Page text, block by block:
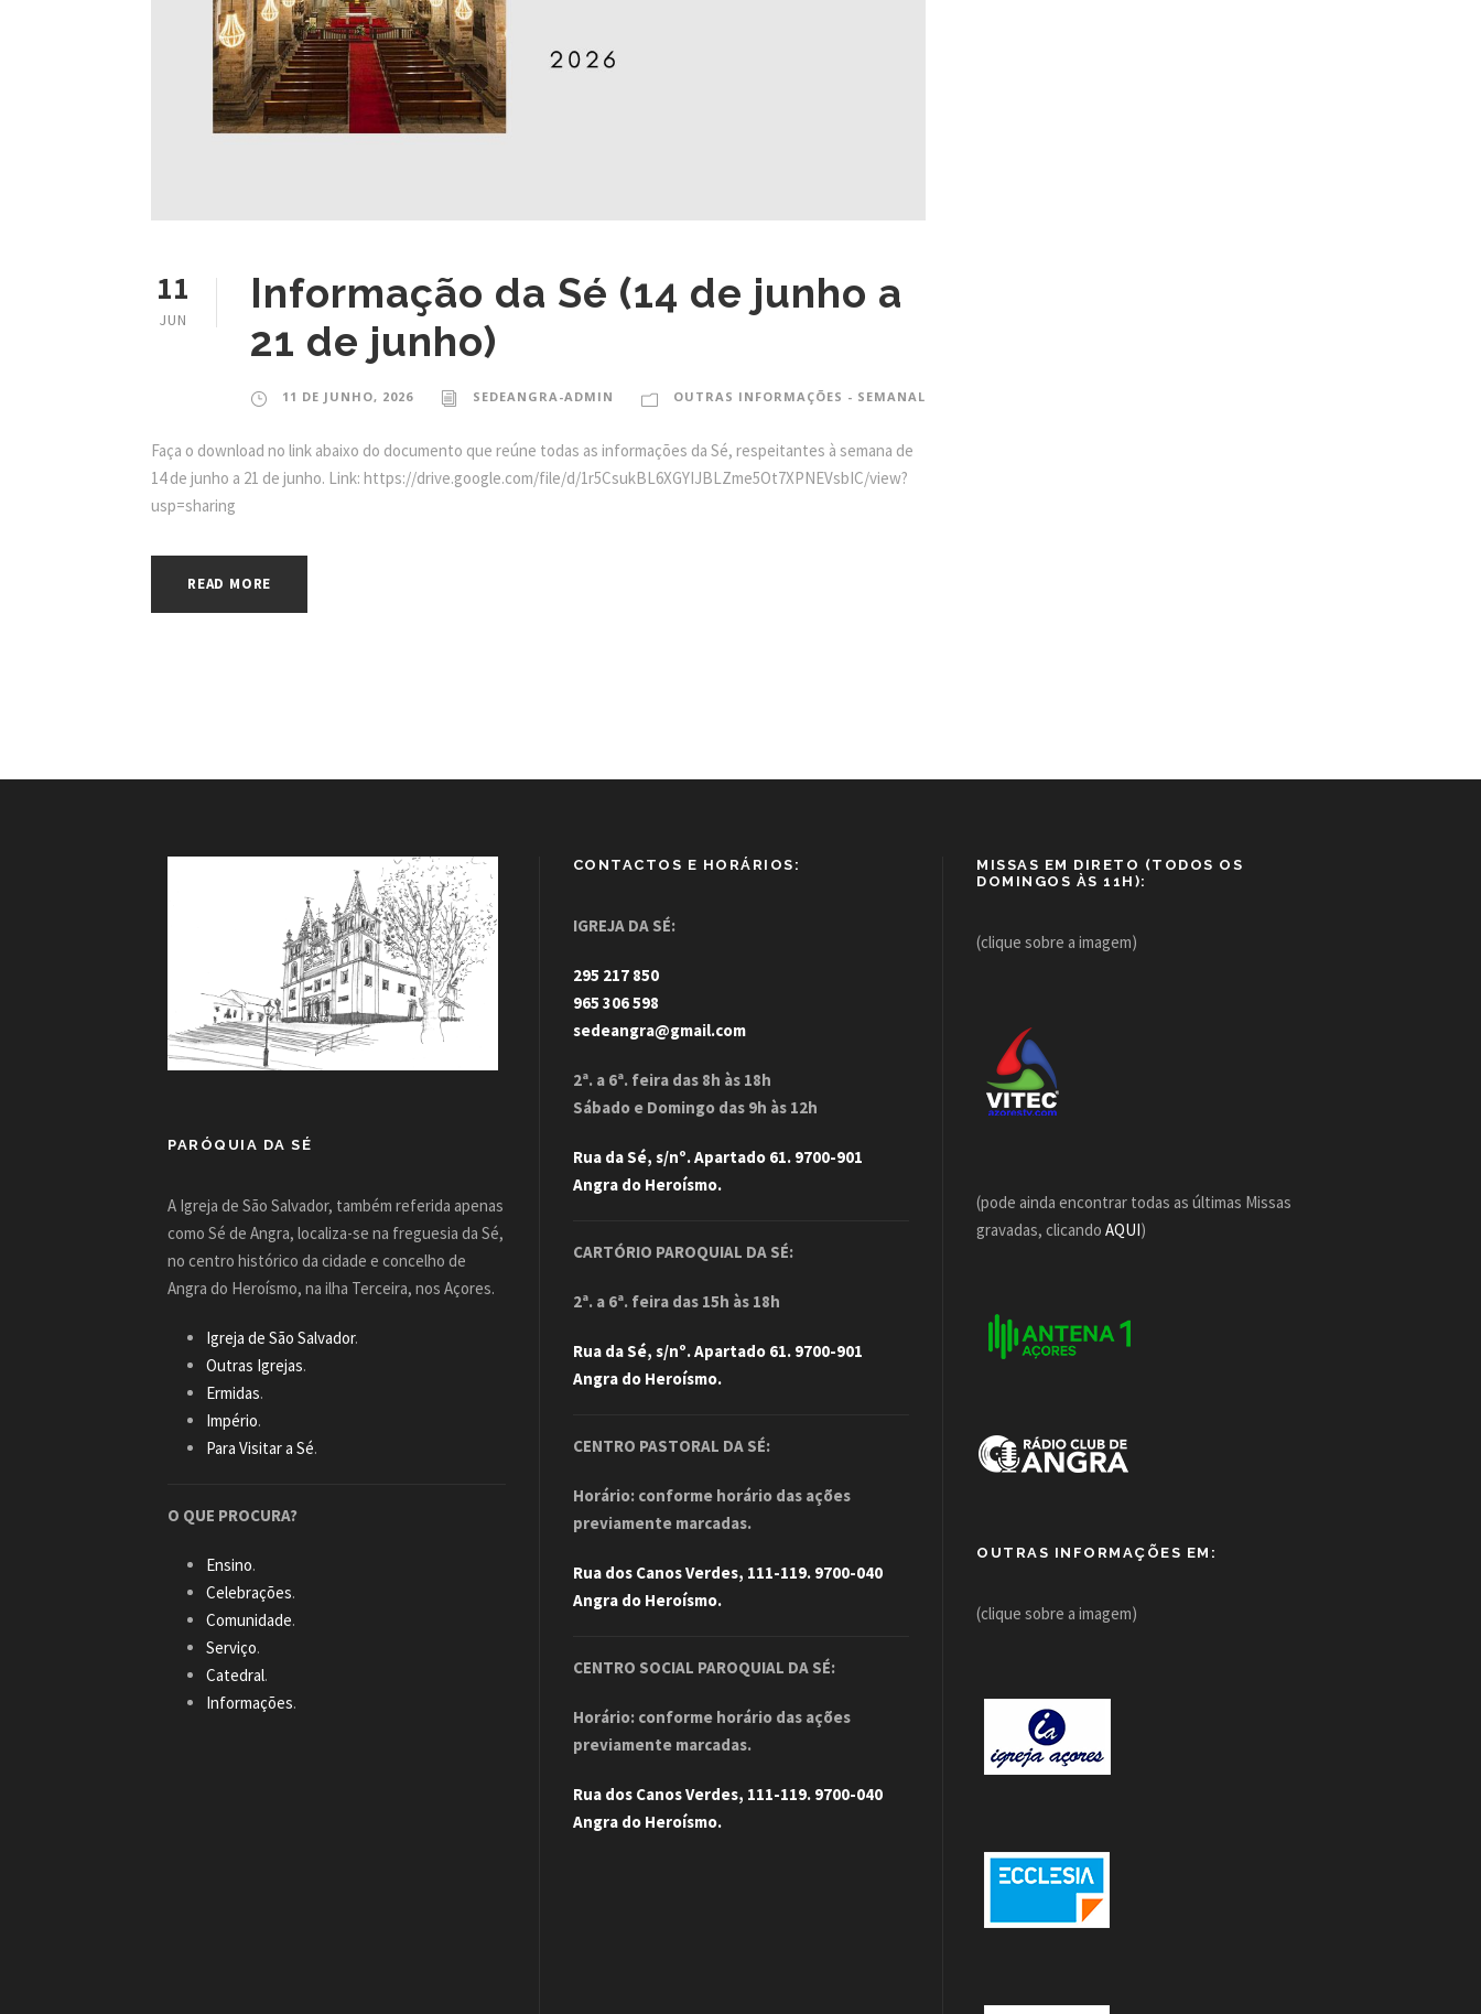
11
JUN
Informação da Sé (14 de junho a
21 de junho)
11 DE JUNHO, 2026 SEDEANGRA-ADMIN OUTRAS INFORMAÇÕES - SEMANAL
Faça o download no link abaixo do documento que reúne todas as informações da Sé, respeitantes à semana de
14 de junho a 21 de junho. Link: https://drive.google.com/file/d/1r5CsukBL6XGYIJBLZme5Ot7XPNEVsbIC/view?
usp=sharing
READ MORE
PARÓQUIA DA SÉ
A Igreja de São Salvador, também referida apenas
como Sé de Angra, localiza-se na freguesia da Sé,
no centro histórico da cidade e concelho de
Angra do Heroísmo, na ilha Terceira, nos Açores.
Igreja de São Salvador.
Outras Igrejas.
Ermidas.
Império.
Para Visitar a Sé.
O QUE PROCURA?
Ensino.
Celebrações.
Comunidade.
Serviço.
Catedral.
Informações.
CONTACTOS E HORÁRIOS:
IGREJA DA SÉ:
295 217 850
965 306 598
sedeangra@gmail.com
2ª. a 6ª. feira das 8h às 18h
Sábado e Domingo das 9h às 12h
Rua da Sé, s/nº. Apartado 61. 9700-901
Angra do Heroísmo.
CARTÓRIO PAROQUIAL DA SÉ:
2ª. a 6ª. feira das 15h às 18h
Rua da Sé, s/nº. Apartado 61. 9700-901
Angra do Heroísmo.
CENTRO PASTORAL DA SÉ:
Horário: conforme horário das ações
previamente marcadas.
Rua dos Canos Verdes, 111-119. 9700-040
Angra do Heroísmo.
CENTRO SOCIAL PAROQUIAL DA SÉ:
Horário: conforme horário das ações
previamente marcadas.
Rua dos Canos Verdes, 111-119. 9700-040
Angra do Heroísmo.
MISSAS EM DIRETO (TODOS OS
DOMINGOS ÀS 11H):
(clique sobre a imagem)
(pode ainda encontrar todas as últimas Missas
gravadas, clicandoAQUI)
OUTRAS INFORMAÇÕES EM:
(clique sobre a imagem)